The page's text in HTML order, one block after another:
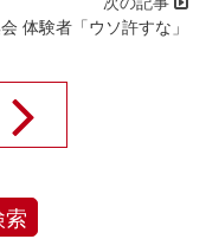
体験者「ウソ許すな」